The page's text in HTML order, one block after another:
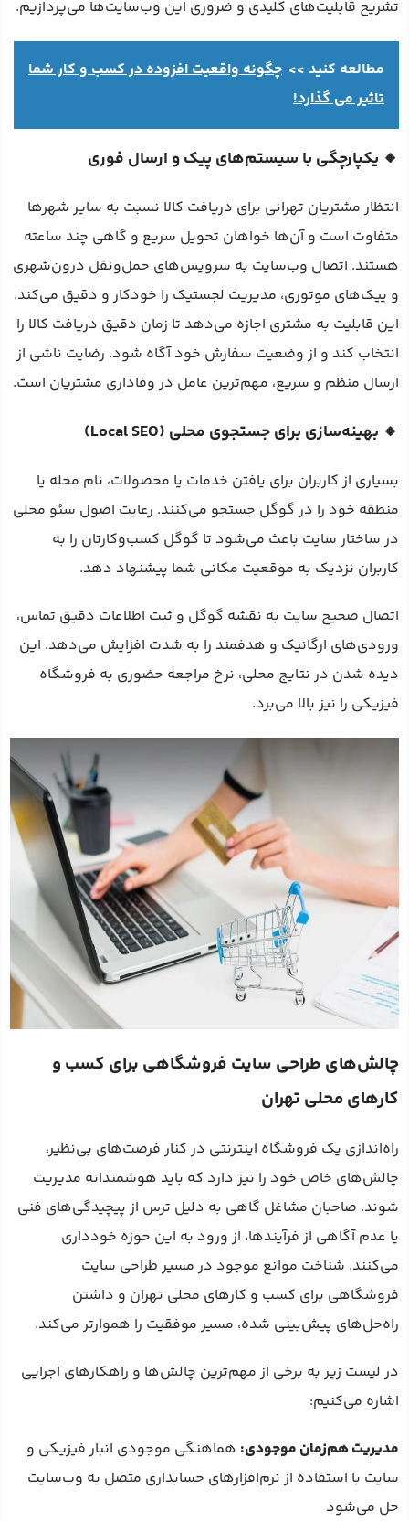
تشریح قابلیت‌های کلیدی و ضروری این وب‌سایت‌ها می‌پردازیم.
مطالعه کنید >> چگونه واقعیت افزوده در کسب‌ و کار شما
تاثیر می گذارد!
🔸 یکپارچگی با سیستم‌های پیک و ارسال فوری
انتظار مشتریان تهرانی برای دریافت کالا نسبت به سایر شهرها
متفاوت است و آن‌ها خواهان تحویل سریع و گاهی چند ساعته
هستند. اتصال وب‌سایت به سرویس‌های حمل‌ونقل درون‌شهری
و پیک‌های موتوری، مدیریت لجستیک را خودکار و دقیق می‌کند.
این قابلیت به مشتری اجازه می‌دهد تا زمان دقیق دریافت کالا را
انتخاب کند و از وضعیت سفارش خود آگاه شود. رضایت ناشی از
ارسال منظم و سریع، مهم‌ترین عامل در وفاداری مشتریان است.
🔸 بهینه‌سازی برای جستجوی محلی (Local SEO)
بسیاری از کاربران برای یافتن خدمات یا محصولات، نام محله یا
منطقه خود را در گوگل جستجو می‌کنند. رعایت اصول سئو محلی
در ساختار سایت باعث می‌شود تا گوگل کسب‌وکارتان را به
کاربران نزدیک به موقعیت مکانی شما پیشنهاد دهد.
اتصال صحیح سایت به نقشه گوگل و ثبت اطلاعات دقیق تماس،
ورودی‌های ارگانیک و هدفمند را به شدت افزایش می‌دهد. این
دیده شدن در نتایج محلی، نرخ مراجعه حضوری به فروشگاه
فیزیکی را نیز بالا می‌برد.
چالش‌های طراحی سایت فروشگاهی برای کسب و
کارهای محلی تهران
راه‌اندازی یک فروشگاه اینترنتی در کنار فرصت‌های بی‌نظیر،
چالش‌های خاص خود را نیز دارد که باید هوشمندانه مدیریت
شوند. صاحبان مشاغل گاهی به دلیل ترس از پیچیدگی‌های فنی
یا عدم آگاهی از فرآیندها، از ورود به این حوزه خودداری
می‌کنند. شناخت موانع موجود در مسیر طراحی سایت
فروشگاهی برای کسب و کارهای محلی تهران و داشتن
راه‌حل‌های پیش‌بینی شده، مسیر موفقیت را هموارتر می‌کند.
در لیست زیر به برخی از مهم‌ترین چالش‌ها و راهکارهای اجرایی
اشاره می‌کنیم:
مدیریت هم‌زمان موجودی: هماهنگی موجودی انبار فیزیکی و
سایت با استفاده از نرم‌افزارهای حسابداری متصل به وب‌سایت
حل می‌شود